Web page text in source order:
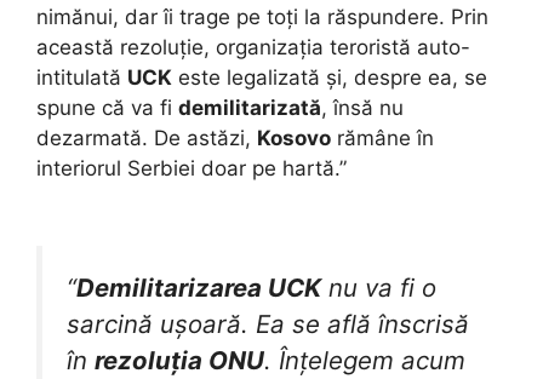
nimănui, dar îi trage pe toți la răspundere. Prin
această rezoluție, organizația teroristă auto-
intitulată UCK este legalizată și, despre ea, se
spune că va fi demilitarizată, însă nu
dezarmată. De astăzi, Kosovo rămâne în
interiorul Serbiei doar pe hartă.”
“Demilitarizarea UCKnu va fi o
sarcină ușoară. Ea se află înscrisă
în rezoluția ONU. Înțelegem acum